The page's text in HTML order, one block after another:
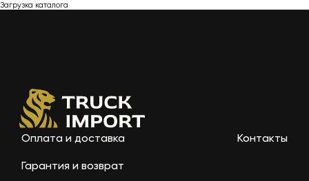
Загрузка каталога
Оплата и доставка
Гарантия и возврат
Контакты